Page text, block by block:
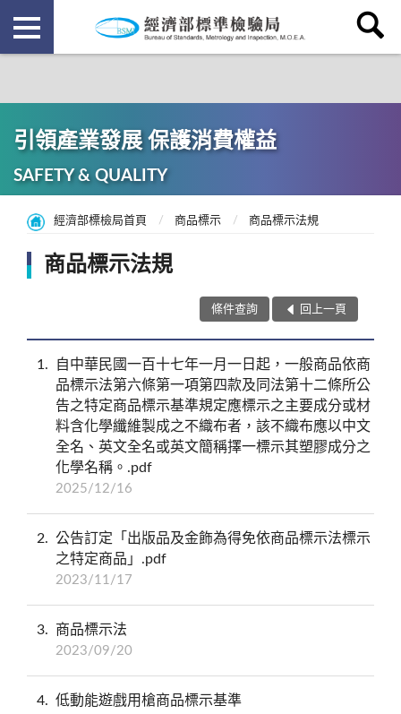
引領產業發展 保護消費權益
SAFETY & QUALITY
經濟部標檢局首頁 商品標示 商品標示法規
商品標示法規
條件查詢 回上一頁
1
自中華民國一百十七年一月一日起，一般商品依商
品標示法第六條第一項第四款及同法第十二條所公
告之特定商品標示基準規定應標示之主要成分或材
料含化學纖維製成之不織布者，該不織布應以中文
全名、英文全名或英文簡稱擇一標示其塑膠成分之
化學名稱。.pdf
2025/12/16
2
公告訂定「出版品及金飾為得免依商品標示法標示
之特定商品」.pdf
2023/11/17
3 商品標示法
2023/09/20
4 低動能遊戲用槍商品標示基準